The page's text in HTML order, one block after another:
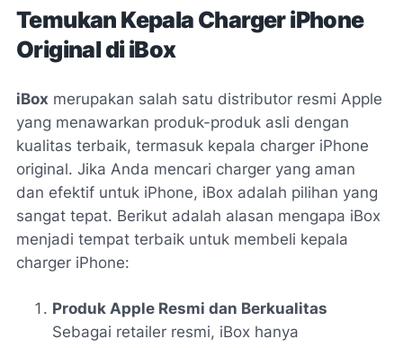
Temukan Kepala Charger iPhone
Original di iBox
iBox merupakan salah satu distributor resmi Apple
yang menawarkan produk-produk asli dengan
kualitas terbaik, termasuk kepala charger iPhone
original. Jika Anda mencari charger yang aman
dan efektif untuk iPhone, iBox adalah pilihan yang
sangat tepat. Berikut adalah alasan mengapa iBox
menjadi tempat terbaik untuk membeli kepala
charger iPhone:
Produk Apple Resmi dan Berkualitas
Sebagai retailer resmi, iBox hanya